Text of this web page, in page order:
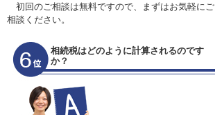
初回のご相談は無料ですので、まずはお気軽にご
相談ください。
相続税はどのように計算されるのです
か？